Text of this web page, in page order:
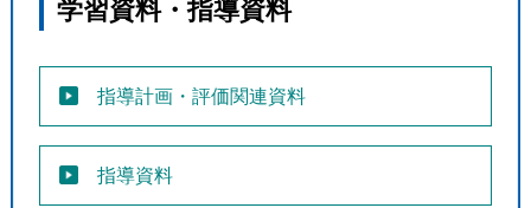
学習資料・指導資料
指導計画・評価関連資料
指導資料